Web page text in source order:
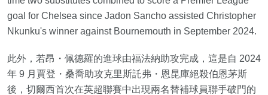
goal for Chelsea since Jadon Sancho assisted Christopher
Nkunku's winner against Bournemouth in September 2024.
此外，若昂・佩德羅的進球由福法納助攻完成，這是自 2024
年 9 月賈登・桑喬助攻克里斯託弗・恩昆庫絕殺伯恩茅斯
後，切爾西首次在英超聯賽中出現兩名替補球員聯手破門的